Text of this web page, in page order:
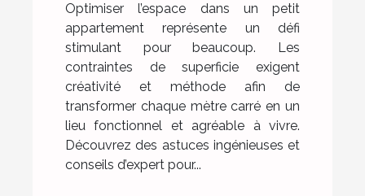
Optimiser l’espace dans un petit
appartement représente un défi
stimulant pour beaucoup. Les
contraintes de superficie exigent
créativité et méthode afin de
transformer chaque mètre carré en un
lieu fonctionnel et agréable à vivre.
Découvrez des astuces ingénieuses et
conseils d’expert pour...